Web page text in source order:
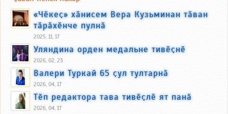
«Чӗкеҫ» хӑнисем Вера Кузьминан тӑван
тӑрӑхӗнче пулнӑ
2025, 11, 17
Уляндина орден медальне тивӗҫнӗ
2026, 02, 23
Валери Туркай 65 ҫул тултарнӑ
2026, 04, 17
Тӗп редактора тава тивӗҫлӗ ят панӑ
2026, 04, 17